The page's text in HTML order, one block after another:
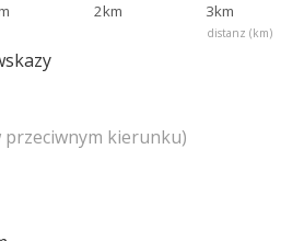
distanz (km)
2km 3km
przeciwnym kierunku)